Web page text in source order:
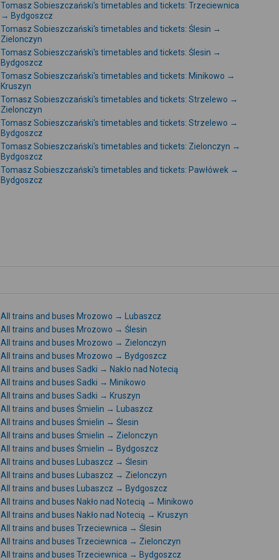
Tomasz Sobieszczański's timetables and tickets: Trzeciewnica
→ Bydgoszcz
Tomasz Sobieszczański's timetables and tickets: Ślesin →
Zielonczyn
Tomasz Sobieszczański's timetables and tickets: Ślesin →
Bydgoszcz
Tomasz Sobieszczański's timetables and tickets: Minikowo →
Kruszyn
Tomasz Sobieszczański's timetables and tickets: Strzelewo →
Zielonczyn
Tomasz Sobieszczański's timetables and tickets: Strzelewo →
Bydgoszcz
Tomasz Sobieszczański's timetables and tickets: Zielonczyn →
Bydgoszcz
Tomasz Sobieszczański's timetables and tickets: Pawłówek →
Bydgoszcz
All trains and buses Mrozowo → Lubaszcz
All trains and buses Mrozowo → Ślesin
All trains and buses Mrozowo → Zielonczyn
All trains and buses Mrozowo → Bydgoszcz
All trains and buses Sadki → Nakło nad Notecią
All trains and buses Sadki → Minikowo
All trains and buses Sadki → Kruszyn
All trains and buses Śmielin → Lubaszcz
All trains and buses Śmielin → Ślesin
All trains and buses Śmielin → Zielonczyn
All trains and buses Śmielin → Bydgoszcz
All trains and buses Lubaszcz → Ślesin
All trains and buses Lubaszcz → Zielonczyn
All trains and buses Lubaszcz → Bydgoszcz
All trains and buses Nakło nad Notecią → Minikowo
All trains and buses Nakło nad Notecią → Kruszyn
All trains and buses Trzeciewnica → Ślesin
All trains and buses Trzeciewnica → Zielonczyn
All trains and buses Trzeciewnica → Bydgoszcz